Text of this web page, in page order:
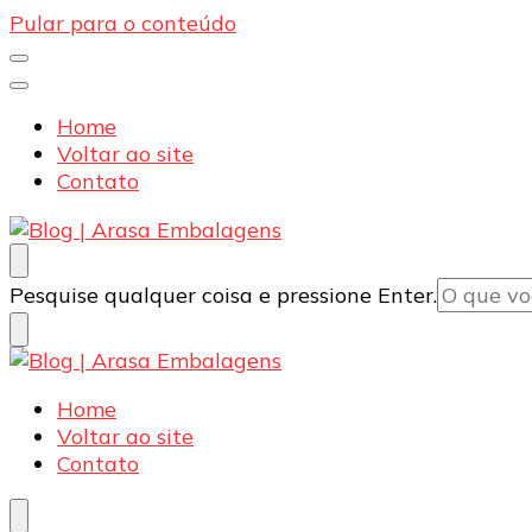
Pular para o conteúdo
Home
Voltar ao site
Contato
Blog | Arasa Embalagens
Confira conteúdos sobre embalagens para pizzas,
Procurando
algo?
Pesquise qualquer coisa e pressione Enter.
Blog | Arasa Embalagens
Confira conteúdos sobre embalagens para pizzas,
Home
Voltar ao site
Contato